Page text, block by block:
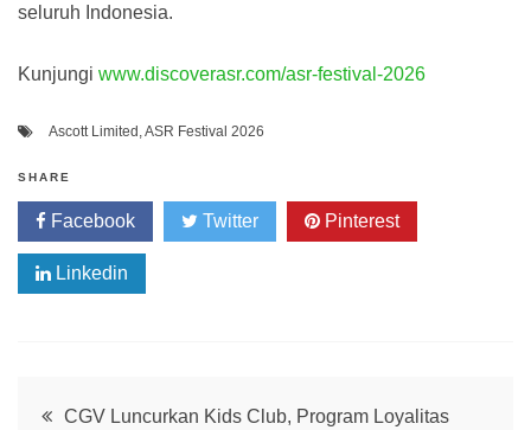
seluruh Indonesia.
Kunjungi www.discoverasr.com/asr-festival-2026
Ascott Limited ASR Festival 2026
SHARE
Facebook Twitter Pinterest
Linkedin
Post
CGV Luncurkan Kids Club, Program Loyalitas